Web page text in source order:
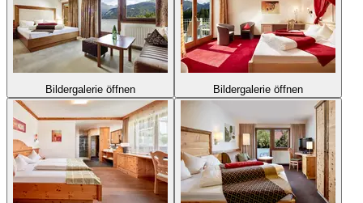
Bildergalerie öffnen Bildergalerie öffnen